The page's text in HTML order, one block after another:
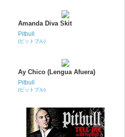
Amanda Diva Skit
Pitbull
(ピットブル)
Ay Chico (Lengua Afuera)
Pitbull
(ピットブル)